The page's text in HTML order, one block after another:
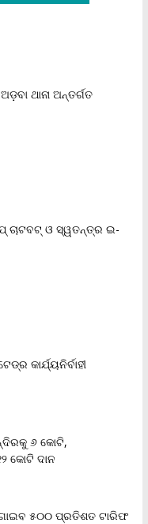
ଥାନା ଅନ୍ତର୍ଗତ
ଚାଟବଟ୍ ଓ ସ୍ୱତନ୍ତ୍ର ଇ-
କାର୍ଯ୍ୟନିର୍ବାହୀ
୬ କୋଟି,
କୋଟି ଦାନ
୫୦୦ ପ୍ରତିଶତ ଟାରିଫ